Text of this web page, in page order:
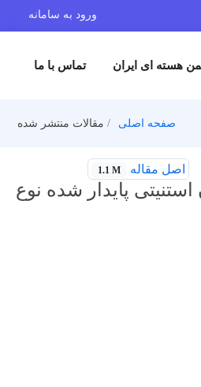
ورود به سامانه
هسته ای ایران تماس با ما
صفحه اصلی مقالات منتشر شده
اصل مقاله 1.1 M
پایدار شده نوع